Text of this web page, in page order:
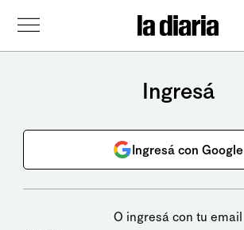
Ingresá
Ingresá con Google
O ingresá con tu email